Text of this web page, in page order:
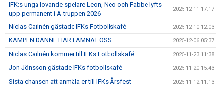
IFK:s unga lovande spelare Leon, Neo och Fabbe lyfts
upp permanent i A-truppen 2026
2025-12-11 17:17
Niclas Carlnén gästade IFKs Fotbollskafé 2025-12-10 12:03
KÄMPEN DANNE HAR LÄMNAT OSS 2025-12-06 05:37
Niclas Carlnén kommer till IFKs Fotbollskafé 2025-11-23 11:38
Jon Jönsson gästade IFKs fotbollskafé 2025-11-20 15:43
Sista chansen att anmäla er till IFKs Årsfest 2025-11-12 11:13